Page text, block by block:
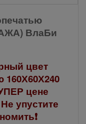
ВлаБи
цвет
цене
упустите